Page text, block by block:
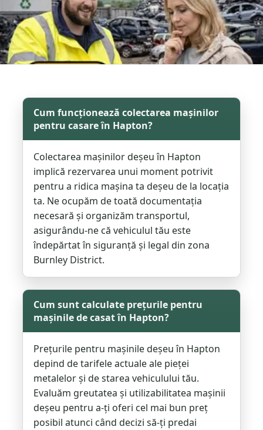
Cum funcționează colectarea mașinilor
pentru casare în Hapton?
Colectarea mașinilor deșeu în Hapton
implică rezervarea unui moment potrivit
pentru a ridica mașina ta deșeu de la locația
ta. Ne ocupăm de toată documentația
necesară și organizăm transportul,
asigurându-ne că vehiculul tău este
îndepărtat în siguranță și legal din zona
Burnley District.
Cum sunt calculate prețurile pentru
mașinile de casat în Hapton?
Prețurile pentru mașinile deșeu în Hapton
depind de tarifele actuale ale pieței
metalelor și de starea vehiculului tău.
Evaluăm greutatea și utilizabilitatea mașinii
deșeu pentru a-ți oferi cel mai bun preț
posibil atunci când decizi să-ți predai